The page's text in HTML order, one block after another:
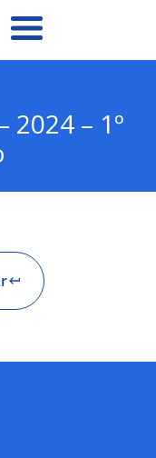
2024 – 1º